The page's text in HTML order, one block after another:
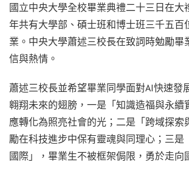
國立中央大學全校畢業典禮二十三日在大
年共有大學部、碩士班和博士班三千五百
業。中央大學蕭述三校長在致詞時勉勵畢
信與熱情。
蕭述三校長並希望畢業同學面對AI快速發
翱翔未來的翅膀，一是「知識造福與永續
應轉化為照亮社會的光；二是「跨域探索
勵在科技進步中保有靈魂與同理心；三是
國際」，畢業生不被框架侷限，勇於走向